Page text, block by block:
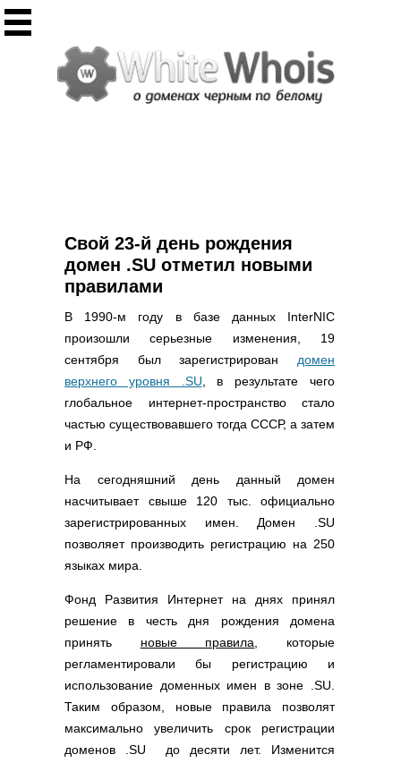
Инструменты
Массовый Whois
Регистрация домена
CHMOD калькулятор
Полезное
Новости о доменах
Статьи о доменах
FAQ по доменам
Полезные ссылки
Словари и списки
Скрипты
Свой 23-й день рождения
домен .SU отметил новыми
правилами
В 1990-м году в базе данных InterNIC
произошли серьезные изменения, 19
сентября был зарегистрирован домен
верхнего уровня .SU , в результате чего
глобальное интернет-пространство стало
частью существовавшего тогда СССР, а затем
и РФ.
На сегодняшний день данный домен
насчитывает свыше 120 тыс. официально
зарегистрированных имен. Домен .SU
позволяет производить регистрацию на 250
языках мира.
Фонд Развития Интернет на днях принял
решение в честь дня рождения домена
принять новые правила , которые
регламентировали бы регистрацию и
использование доменных имен в зоне .SU.
Таким образом, новые правила позволят
максимально увеличить срок регистрации
доменов .SU до десяти лет. Изменится